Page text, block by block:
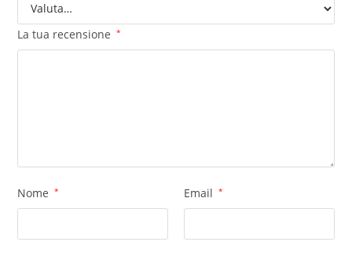
La tua recensione *
Nome * Email *